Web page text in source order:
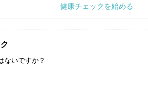
健康チェックを始める
ないですか？